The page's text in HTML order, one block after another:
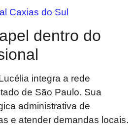
Caxias do Sul
dentro do
integra a rede
de São Paulo. Sua
administrativa de
e atender demandas locais.